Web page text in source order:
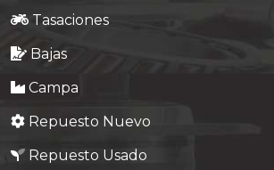
Tasaciones
Bajas
Campa
Repuesto Nuevo
Repuesto Usado